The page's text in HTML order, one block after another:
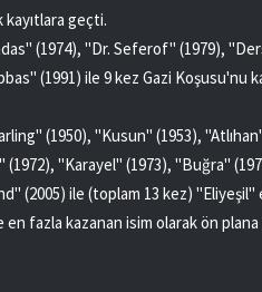
kayıtlara geçti.
(1974), "Dr. Seferof" (1979),
(1991) ile 9 kez Gazi Koşusu'nu
(1950), "Kusun" (1953),
"Karayel" (1973), "Buğra"
(2005) ile (toplam 13 kez) "Eliyeşil"
fazla kazanan isim olarak ön plana